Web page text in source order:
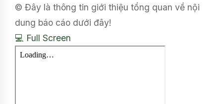
© Đây là thông tin giới thiệu tổng quan về nội
dung báo cáo dưới đây!
💻 Full Screen